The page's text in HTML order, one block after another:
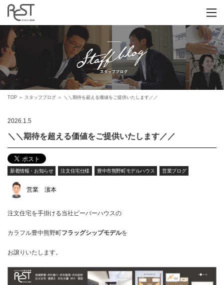
TOP ＞ スタッフブログ ＞ ＼＼期待を超える価値をご提供いたします／／
2026.1.5
＼＼期待を超える価値をご提供いたします／／
新着情報・お知らせ 注文住宅仕様 豊中市熊野町モデルハウス 営業ブログ
営業 濵本
注文住宅を手掛ける当社ビーバーハウスの
カラフル豊中熊野町フラッグシップモデルを
お譲りいたします。